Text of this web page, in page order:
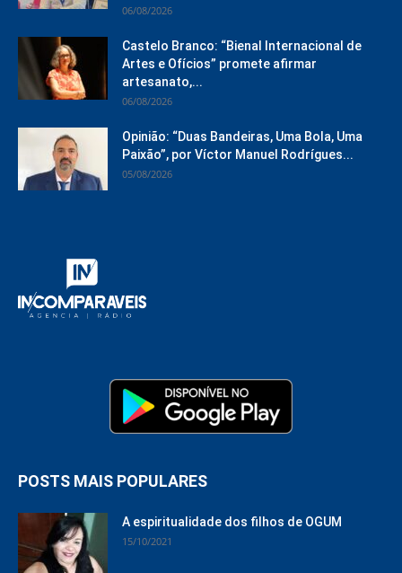
06/08/2026
Castelo Branco: “Bienal Internacional de
Artes e Ofícios” promete afirmar
artesanato,...
06/08/2026
Opinião: “Duas Bandeiras, Uma Bola, Uma
Paixão”, por Víctor Manuel Rodrígues...
05/08/2026
POSTS MAIS POPULARES
A espiritualidade dos filhos de OGUM
15/10/2021